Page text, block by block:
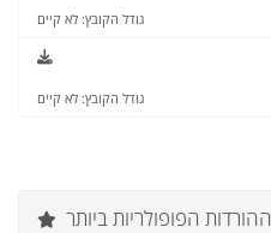
גודל הקובץ: לא קיים
גודל הקובץ: לא קיים
ההורדות הפופולריות ביותר